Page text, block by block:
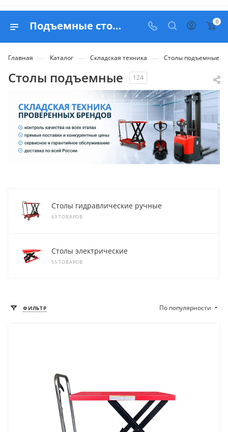
Подъемные столы - купить в Москве с доставкой по РФ 0
Главная — Каталог — Складская техника — Столы подъемные
Столы подъемные 124
Столы гидравлические ручные
69 ТОВАРОВ
Столы электрические
55 ТОВАРОВ
ФИЛЬТР По популярности